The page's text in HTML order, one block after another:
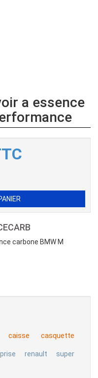
a essence
carbone BMW M
caisse casquette
prise renault super